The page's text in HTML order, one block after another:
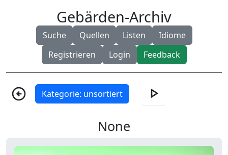
Gebärden-Archiv
Suche Quellen Listen
Idiome
Registrieren
Login Feedback
arrow_circle_left Kategorie: unsortiert play_arrow
None